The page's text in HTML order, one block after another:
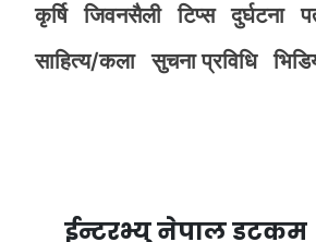
कृर्षि
जिवनसैली टिप्स दुर्घटना
साहित्य/कला
सुचना प्रविधि
ईन्टरभ्यु नेपाल डटकम